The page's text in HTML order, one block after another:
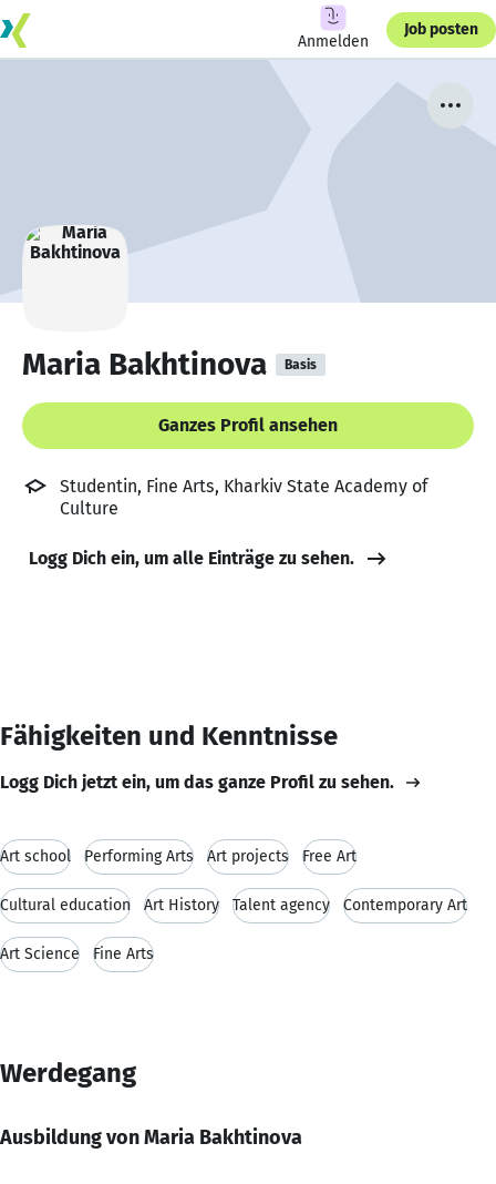
Anmelden
Job posten
Maria Bakhtinova Basis
Ganzes Profil ansehen
Studentin, Fine Arts, Kharkiv State Academy of
Culture
Logg Dich ein, um alle Einträge zu sehen.
Fähigkeiten und Kenntnisse
Logg Dich jetzt ein, um das ganze Profil zu sehen.
Art school Performing Arts Art projects Free Art
Cultural education Art History Talent agency Contemporary Art
Art Science Fine Arts
Werdegang
Ausbildung von Maria Bakhtinova